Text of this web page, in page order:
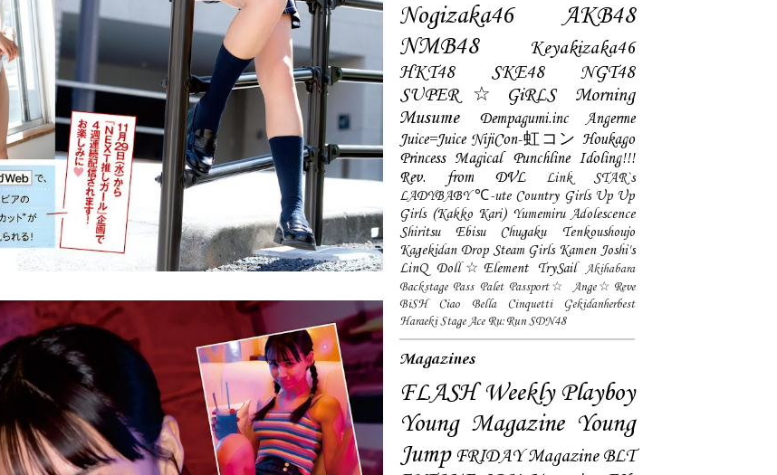
Nogizaka46
AKB48
NMB48
Keyakizaka46
HKT48
SKE48
NGT48
SUPER☆GiRLS
Morning
Musume
Dempagumi.inc
Angerme
Juice=Juice NijiCon-虹コン Houkago
Princess Magical Punchline Idoling!!!
Rev. from DVL
Link STAR`s
LADYBABY ℃-ute Country Girls Up Up
Girls (Kakko Kari) Yumemiru Adolescence
Shiritsu Ebisu Chugaku
Tenkoushoujo
Kagekidan Drop Steam Girls Kamen Joshi's
LinQ Doll☆Element TrySail
Akihabara
Backstage Pass Palet Passport☆
Ange☆Reve
BiSH
Ciao Bella Cinquetti
Gekidanherbest
Haraeki Stage Ace Ru:Run SDN48
Magazines
FLASH Weekly Playboy
Young Magazine Young
Jump FRIDAY Magazine BLT